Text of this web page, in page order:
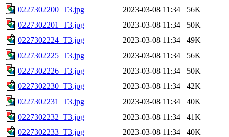
0227302200_T3.jpg
2023-03-08 11:34
56K
0227302201_T3.jpg
2023-03-08 11:34
50K
0227302224_T3.jpg
2023-03-08 11:34
49K
0227302225_T3.jpg
2023-03-08 11:34
56K
0227302226_T3.jpg
2023-03-08 11:34
50K
0227302230_T3.jpg
2023-03-08 11:34
42K
0227302231_T3.jpg
2023-03-08 11:34
40K
0227302232_T3.jpg
2023-03-08 11:34
41K
0227302233_T3.jpg
2023-03-08 11:34
40K